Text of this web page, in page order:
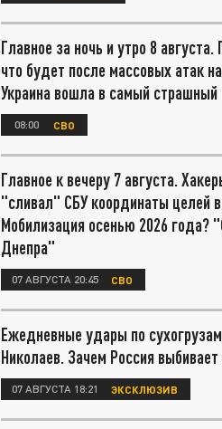
Главное за ночь и утро 8
что будет после массовых атак
Украина вошла в самый страшный
08:00 СВО
Главное к вечеру 7 августа.
"сливал" СБУ координаты целей
Мобилизация осенью 2026 года?
Днепра"
07 АВГУСТА 20:45 СВО
Ежедневные удары по
Николаев. Зачем Россия
07 АВГУСТА 18:21 ЭКСКЛЮЗИВ